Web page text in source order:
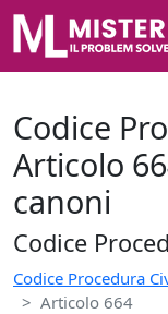
Codice
Articolo
canoni
Codice
Codice Procedura
Articolo 664